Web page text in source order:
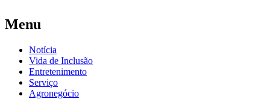
Menu
Notícia
Vida de Inclusão
Entretenimento
Serviço
Agronegócio